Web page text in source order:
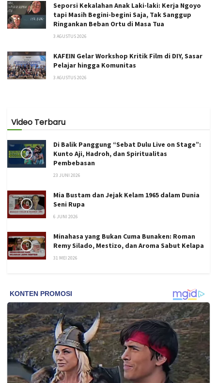
Seporsi Kekalahan Anak Laki-laki: Kerja Ngoyo
tapi Masih Begini-begini Saja, Tak Sanggup
Ringankan Beban Ortu di Masa Tua
3 AGUSTUS 2026
KAFEIN Gelar Workshop Kritik Film di DIY, Sasar
Pelajar hingga Komunitas
3 AGUSTUS 2026
Video Terbaru
Di Balik Panggung “Sebat Dulu Live on Stage”:
Kunto Aji, Hadroh, dan Spiritualitas
Pembebasan
23 JUNI 2026
Mia Bustam dan Jejak Kelam 1965 dalam Dunia
Seni Rupa
6 JUNI 2026
Minahasa yang Bukan Cuma Bunaken: Roman
Remy Silado, Mestizo, dan Aroma Sabut Kelapa
31 MEI 2026